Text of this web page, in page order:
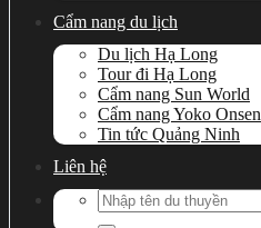
Cẩm nang du lịch
Du lịch Hạ Long
Tour đi Hạ Long
Cẩm nang Sun World
Cẩm nang Yoko Onsen
Tin tức Quảng Ninh
Liên hệ
Search
for: